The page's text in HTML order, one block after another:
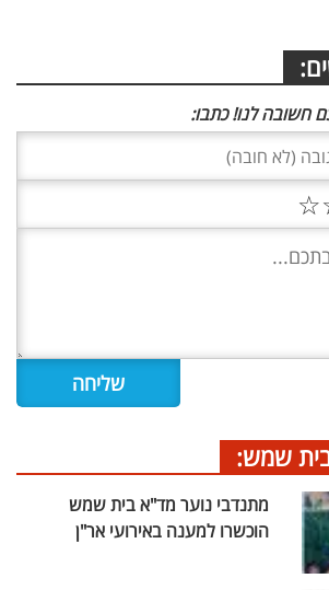
חשובה לנו! כתבו:
☆
שמש:
מתנדבי נוער מד"א בית שמש
הוכשרו למענה באירועי אר"ן